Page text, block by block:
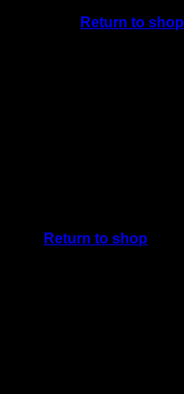
Return to shop
Return to shop